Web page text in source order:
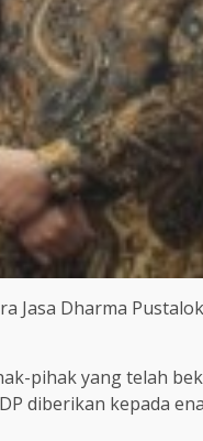
Dharma
pihak yang telah
diberikan kepada